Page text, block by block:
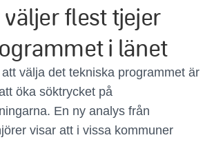
väljer flest tjejer
i länet
välja det tekniska programmet är
öka söktrycket på
En ny analys från
visar att i vissa kommuner